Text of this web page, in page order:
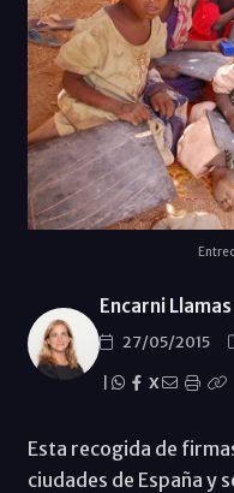
Encarni
27/05/2015
X
Esta recogida de
ciudades de España y